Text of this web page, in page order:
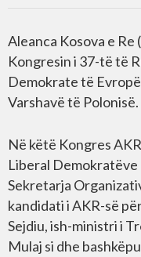
Aleanca Kosova e Re
Kongresin i 37-të të
Demokrate të
Varshavë të Polonisë.
Në këtë Kongres
Liberal
Sekretarja
kandidati i AKR-së
Sejdiu, ish-ministri i
Mulaj si dhe